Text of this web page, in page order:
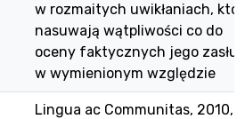
w rozmaitych uwikłaniach,
nasuwają wątpliwości co do
oceny faktycznych jego
w wymienionym względzie
Lingua ac Communitas, 2010,